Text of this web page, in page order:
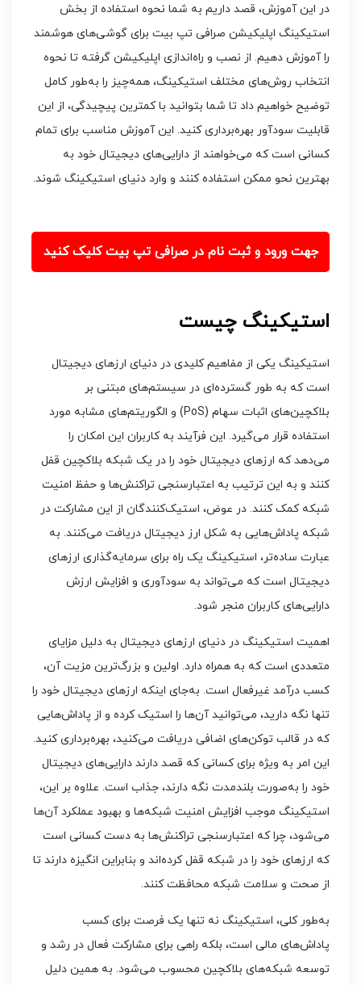
در این آموزش، قصد داریم به شما نحوه استفاده از بخش
استیکینگ اپلیکیشن صرافی تپ بیت برای گوشی‌های هوشمند
را آموزش دهیم. از نصب و راه‌اندازی اپلیکیشن گرفته تا نحوه
انتخاب روش‌های مختلف استیکینگ، همه‌چیز را به‌طور کامل
توضیح خواهیم داد تا شما بتوانید با کمترین پیچیدگی، از این
قابلیت سودآور بهره‌برداری کنید. این آموزش مناسب برای تمام
کسانی است که می‌خواهند از دارایی‌های دیجیتال خود به
بهترین نحو ممکن استفاده کنند و وارد دنیای استیکینگ شوند.
جهت ورود و ثبت نام در صرافی تپ بیت کلیک کنید
استیکینگ چیست
استیکینگ یکی از مفاهیم کلیدی در دنیای ارزهای دیجیتال
است که به طور گسترده‌ای در سیستم‌های مبتنی بر
بلاکچین‌های اثبات سهام (PoS) و الگوریتم‌های مشابه مورد
استفاده قرار می‌گیرد. این فرآیند به کاربران این امکان را
می‌دهد که ارزهای دیجیتال خود را در یک شبکه بلاکچین قفل
کنند و به این ترتیب به اعتبارسنجی تراکنش‌ها و حفظ امنیت
شبکه کمک کنند. در عوض، استیک‌کنندگان از این مشارکت در
شبکه پاداش‌هایی به شکل ارز دیجیتال دریافت می‌کنند. به
عبارت ساده‌تر، استیکینگ یک راه برای سرمایه‌گذاری ارزهای
دیجیتال است که می‌تواند به سودآوری و افزایش ارزش
دارایی‌های کاربران منجر شود.
اهمیت استیکینگ در دنیای ارزهای دیجیتال به دلیل مزایای
متعددی است که به همراه دارد. اولین و بزرگ‌ترین مزیت آن،
کسب درآمد غیرفعال است. به‌جای اینکه ارزهای دیجیتال خود را
تنها نگه دارید، می‌توانید آن‌ها را استیک کرده و از پاداش‌هایی
که در قالب توکن‌های اضافی دریافت می‌کنید، بهره‌برداری کنید.
این امر به ویژه برای کسانی که قصد دارند دارایی‌های دیجیتال
خود را به‌صورت بلندمدت نگه دارند، جذاب است. علاوه بر این،
استیکینگ موجب افزایش امنیت شبکه‌ها و بهبود عملکرد آن‌ها
می‌شود، چرا که اعتبارسنجی تراکنش‌ها به دست کسانی است
که ارزهای خود را در شبکه قفل کرده‌اند و بنابراین انگیزه دارند تا
از صحت و سلامت شبکه محافظت کنند.
به‌طور کلی، استیکینگ نه تنها یک فرصت برای کسب
پاداش‌های مالی است، بلکه راهی برای مشارکت فعال در رشد و
توسعه شبکه‌های بلاکچین محسوب می‌شود. به همین دلیل